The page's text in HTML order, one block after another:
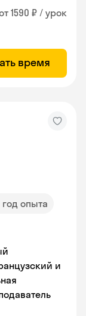
1590 ₽ / урок
время
год опыта
и